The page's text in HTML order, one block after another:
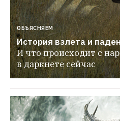
ОБЪЯСНЯЕМ
История взлета и
И что происходит с
в даркнете сейчас